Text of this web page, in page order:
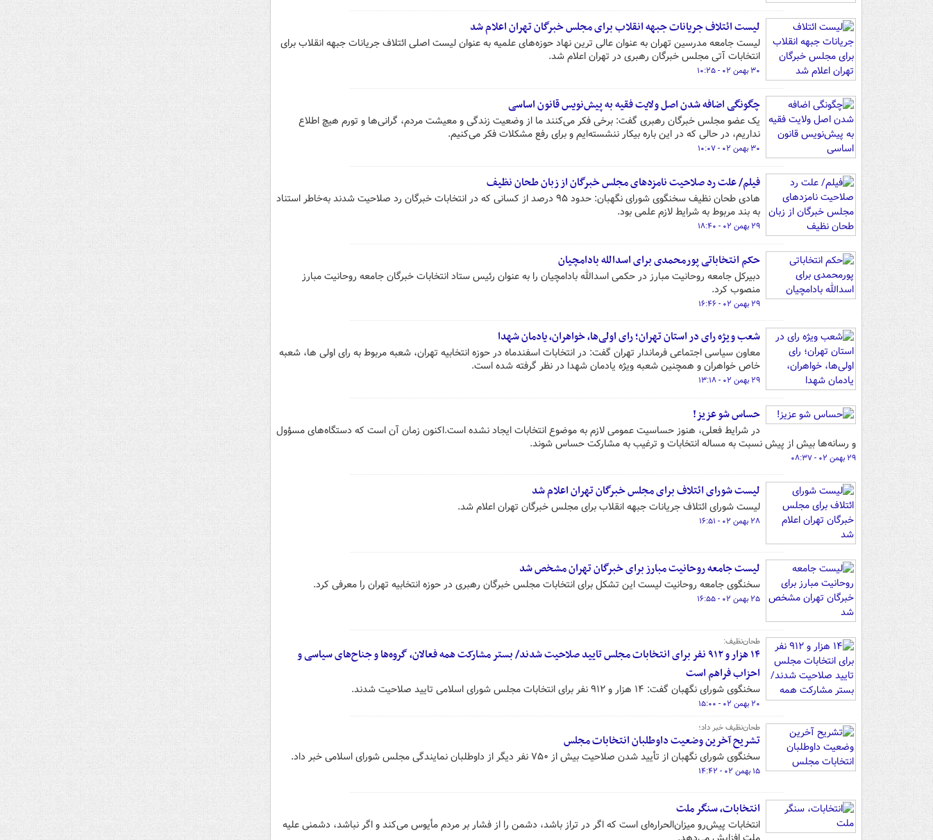
لیست ائتلاف جریانات جبهه انقلاب برای مجلس خبرگان تهران اعلام شد
لیست جامعه مدرسین تهران به عنوان عالی ترین نهاد حوزه‌های علمیه به عنوان لیست اصلی ائتلاف جریانات جبهه انقلاب برای
انتخابات آتی مجلس خبرگان رهبری در تهران اعلام شد.
۳۰ بهمن ۰۲ - ۱۰:۲۵
چگونگی اضافه شدن اصل ولایت فقیه به پیش‌نویس قانون اساسی
یک عضو مجلس خبرگان رهبری گفت: برخی فکر می‌کنند ما از وضعیت زندگی و معیشت مردم، گرانی‌ها و تورم هیچ اطلاع
نداریم، در حالی که در این باره بیکار ننشسته‌ایم و برای رفع مشکلات فکر می‌کنیم.
۳۰ بهمن ۰۲ - ۱۰:۰۷
فیلم/ علت رد صلاحیت نامزدهای مجلس خبرگان از زبان طحان نظیف
هادی طحان نظیف سخنگوی شورای نگهبان: حدود ۹۵ درصد از کسانی که در انتخابات خبرگان رد صلاحیت شدند به‌خاطر استناد
به بند مربوط به شرایط لازم علمی بود.
۲۹ بهمن ۰۲ - ۱۸:۴۰
حکم انتخاباتی پورمحمدی برای اسدالله بادامچیان
دبیرکل جامعه روحانیت مبارز در حکمی اسدالله بادامچیان را به عنوان رئیس ستاد انتخابات خبرگان جامعه روحانیت مبارز
منصوب کرد.
۲۹ بهمن ۰۲ - ۱۶:۴۶
شعب ویژه رای در استان تهران؛ رای اولی‌ها، خواهران، یادمان شهدا
معاون سیاسی اجتماعی فرماندار تهران گفت: در انتخابات اسفندماه در حوزه انتخابیه تهران، شعبه مربوط به رای اولی ها، شعبه
خاص خواهران و همچنین شعبه ویژه یادمان شهدا در نظر گرفته شده است.
۲۹ بهمن ۰۲ - ۱۳:۱۸
حساس شو عزیز!
در شرایط فعلی، هنوز حساسیت عمومی لازم به موضوع انتخابات ایجاد نشده است.اکنون زمان آن است که دستگاه‌های مسؤول
و رسانه‌ها بیش از پیش نسبت به مساله انتخابات و ترغیب به مشارکت حساس شوند.
۲۹ بهمن ۰۲ - ۰۸:۳۷
‌لیست شورای ائتلاف برای مجلس خبرگان تهران اعلام شد
‌لیست شورای ائتلاف جریانات جبهه انقلاب برای مجلس خبرگان تهران اعلام شد.
۲۸ بهمن ۰۲ - ۱۶:۵۱
لیست جامعه روحانیت مبارز برای خبرگان تهران مشخص شد
سخنگوی جامعه روحانیت لیست این تشکل برای انتخابات مجلس خبرگان رهبری در حوزه انتخابیه تهران را معرفی کرد.
۲۵ بهمن ۰۲ - ۱۶:۵۵
طحان‌نظیف:
۱۴ هزار و ۹۱۲ نفر برای انتخابات مجلس تایید صلاحیت شدند/ بستر مشارکت همه فعالان، گروه‌ها و جناح‌های سیاسی و
احزاب فراهم است
سخنگوی شورای نگهبان گفت: ۱۴ هزار و ۹۱۲ نفر برای انتخابات مجلس شورای اسلامی تایید صلاحیت شدند.
۲۰ بهمن ۰۲ - ۱۵:۰۰
طحان‌نظیف خبر داد؛
تشریح آخرین وضعیت داوطلبان انتخابات مجلس
سخنگوی شورای نگهبان از تأیید شدن صلاحیت بیش از ۷۵۰ نفر دیگر از داوطلبان نمایندگی مجلس شورای اسلامی خبر داد.
۱۵ بهمن ۰۲ - ۱۴:۴۲
انتخابات، سنگر ملت
انتخابات پیش‌رو میزان‌الحراره‌ای است که اگر در تراز باشد، دشمن را از فشار بر مردم مأیوس می‌کند و اگر نباشد، دشمنی علیه